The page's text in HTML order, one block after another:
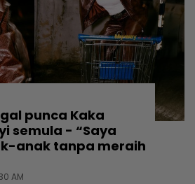
punca Kaka
semula - “Saya
anak tanpa meraih
AM